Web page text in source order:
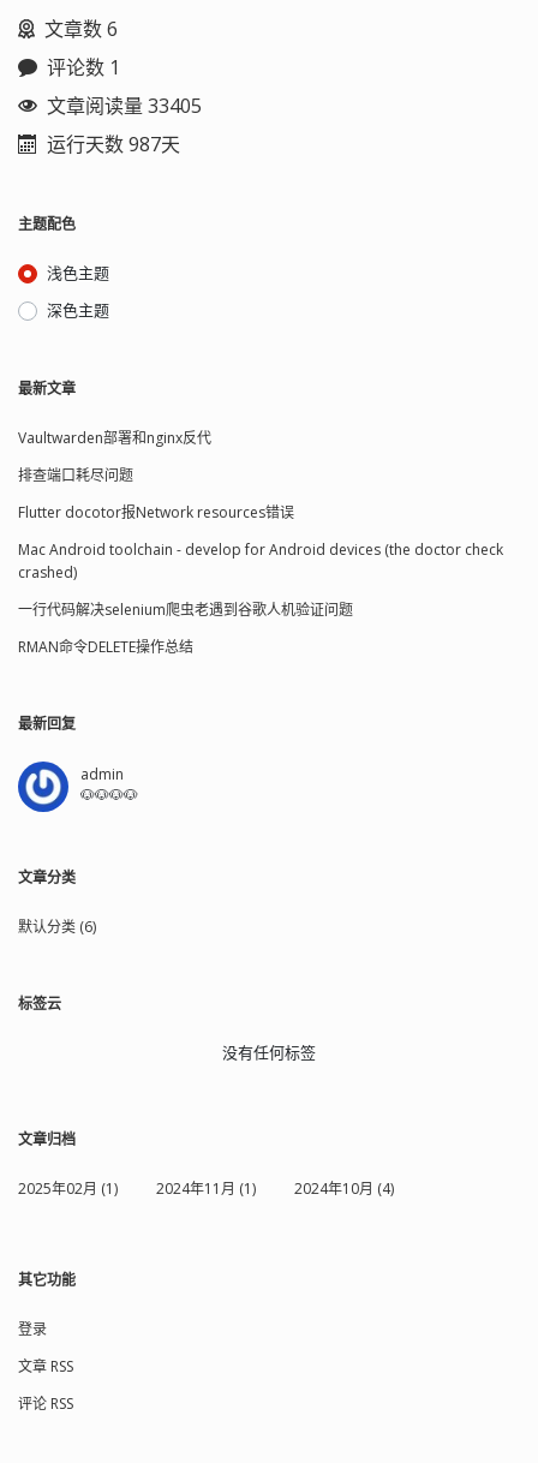
文章数 6
评论数 1
文章阅读量 33405
运行天数 987天
主题配色
浅色主题
深色主题
最新文章
Vaultwarden部署和nginx反代
排查端口耗尽问题
Flutter docotor报Network resources错误
Mac Android toolchain - develop for Android devices (the doctor check
crashed)
一行代码解决selenium爬虫老遇到谷歌人机验证问题
RMAN命令DELETE操作总结
最新回复
admin
🐶🐶🐶🐶
文章分类
默认分类 (6)
标签云
没有任何标签
文章归档
2025年02月 (1) 2024年11月 (1) 2024年10月 (4)
其它功能
登录
文章 RSS
评论 RSS